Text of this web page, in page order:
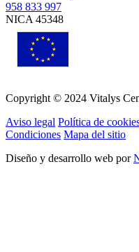
958 833 997
NICA 45348
Copyright © 2024 Vitalys
Aviso legal Política de
Condiciones Mapa del sitio
Diseño y desarrollo web por